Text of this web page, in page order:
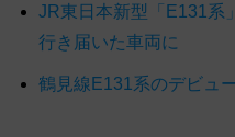
JR東日本新型「E131系
行き届いた車両に
鶴見線E131系のデビュ